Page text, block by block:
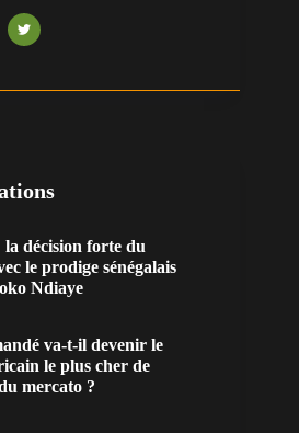
décision forte du
le prodige sénégalais
Ndiaye
va-t-il devenir le
le plus cher de
mercato ?